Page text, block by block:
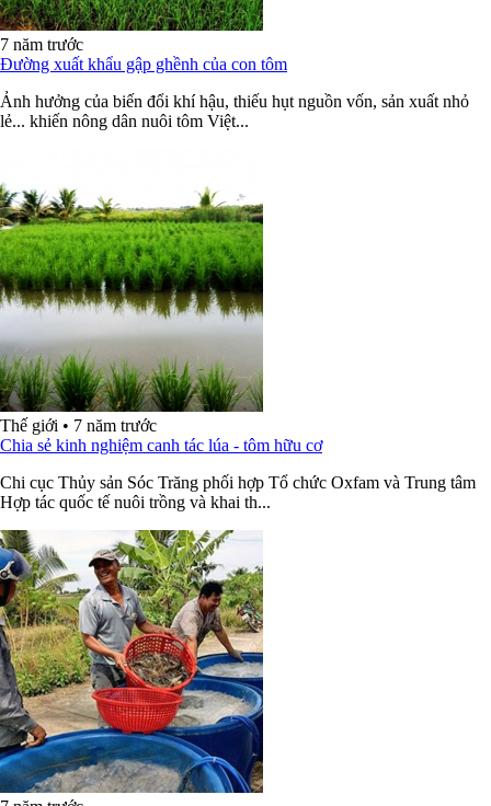
7 năm trước
Đường xuất khẩu gập ghềnh của con tôm
Ảnh hưởng của biến đổi khí hậu, thiếu hụt nguồn vốn, sản xuất nhỏ
lẻ... khiến nông dân nuôi tôm Việt...
Thế giới • 7 năm trước
Chia sẻ kinh nghiệm canh tác lúa - tôm hữu cơ
Chi cục Thủy sản Sóc Trăng phối hợp Tổ chức Oxfam và Trung tâm
Hợp tác quốc tế nuôi trồng và khai th...